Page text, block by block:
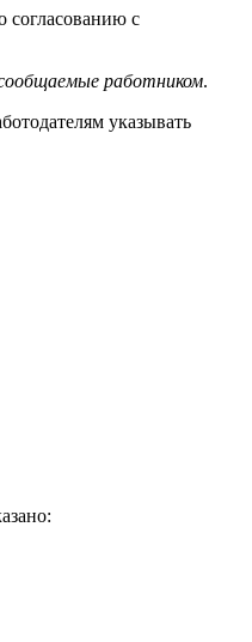
согласованию с
работником.
указывать